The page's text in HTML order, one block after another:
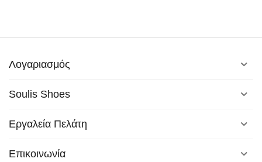
Λογαριασμός
Soulis Shoes
Εργαλεία Πελάτη
Επικοινωνία